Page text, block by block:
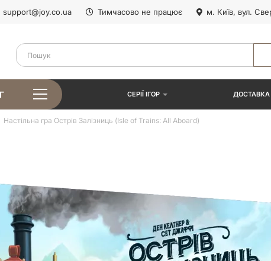
support@joy.co.ua Тимчасово не працює м. Київ, вул.
СЕРІЇ ІГОР ДОСТАВКА
Настільна гра Острів Залізниць (Isle of Trains: All Aboard)